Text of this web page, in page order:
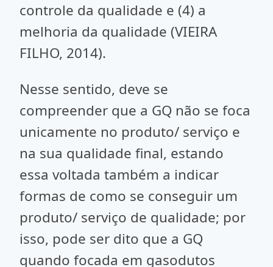
controle da qualidade e (4) a
melhoria da qualidade (VIEIRA
FILHO, 2014).
Nesse sentido, deve se
compreender que a GQ não se foca
unicamente no produto/ serviço e
na sua qualidade final, estando
essa voltada também a indicar
formas de como se conseguir um
produto/ serviço de qualidade; por
isso, pode ser dito que a GQ
quando focada em gasodutos